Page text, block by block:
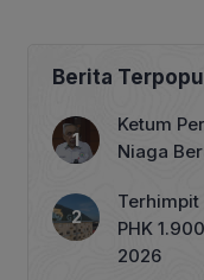
Berita
Ketum
Niaga
Terhimpit
PHK
2026